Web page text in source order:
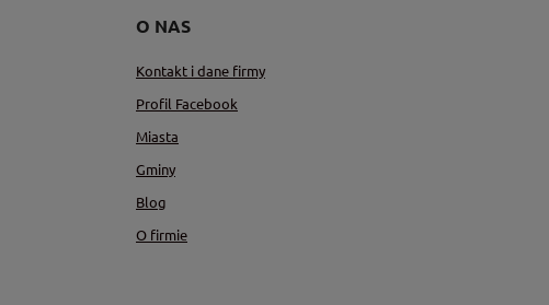
O NAS
Kontakt i dane firmy
Profil Facebook
Miasta
Gminy
Blog
O firmie